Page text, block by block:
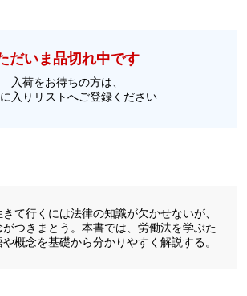
だいま品切れ中です
入荷をお待ちの方は、
入りリストへご登録ください
て行くには法律の知識が欠かせないが、
つきまとう。本書では、労働法を学ぶた
概念を基礎から分かりやすく解説する。